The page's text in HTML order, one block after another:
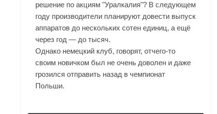
решение по акциям "Уралкалия"? В следующем
году производители планируют довести выпуск
аппаратов до нескольких сотен единиц, а ещё
через год — до тысяч.
Однако немецкий клуб, говорят, отчего-то
своим новичком был не очень доволен и даже
грозился отправить назад в чемпионат
Польши.